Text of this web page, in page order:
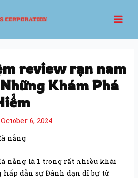
review rạn nam
Khám Phá
October 6, 2024
nẵng
nẵng là 1 trong rất nhiều khái
hấp dẫn sự Đánh dạn dĩ bự từ